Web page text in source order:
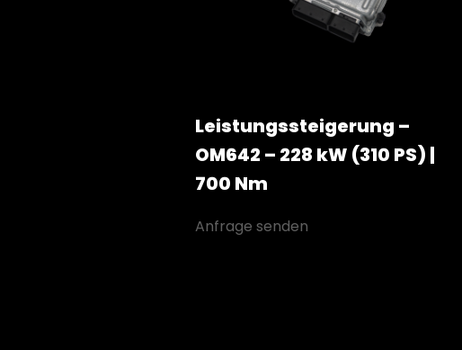
Leistungssteigerung –
OM642 – 228 kW (310 PS) |
700 Nm
Anfrage senden